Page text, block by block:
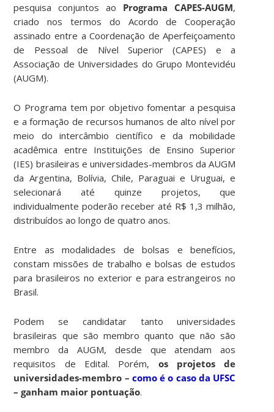
pesquisa conjuntos ao Programa CAPES-AUGM,
criado nos termos do Acordo de Cooperação
assinado entre a Coordenação de Aperfeiçoamento
de Pessoal de Nível Superior (CAPES) e a
Associação de Universidades do Grupo Montevidéu
(AUGM).
O Programa tem por objetivo fomentar a pesquisa
e a formação de recursos humanos de alto nível por
meio do intercâmbio científico e da mobilidade
acadêmica entre Instituições de Ensino Superior
(IES) brasileiras e universidades-membros da AUGM
da Argentina, Bolívia, Chile, Paraguai e Uruguai, e
selecionará até quinze projetos, que
individualmente poderão receber até R$ 1,3 milhão,
distribuídos ao longo de quatro anos.
Entre as modalidades de bolsas e benefícios,
constam missões de trabalho e bolsas de estudos
para brasileiros no exterior e para estrangeiros no
Brasil.
Podem se candidatar tanto universidades
brasileiras que são membro quanto que não são
membro da AUGM, desde que atendam aos
requisitos de Edital. Porém, os projetos de
universidades-membro – como é o caso da UFSC
– ganham maior pontuação.